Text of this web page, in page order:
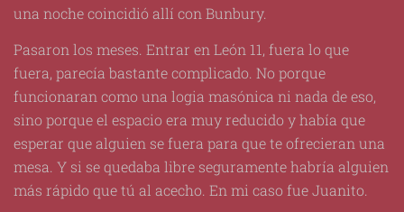
una noche coincidió allí con Bunbury.
Pasaron los meses. Entrar en León 11, fuera lo que
fuera, parecía bastante complicado. No porque
funcionaran como una logia masónica ni nada de eso,
sino porque el espacio era muy reducido y había que
esperar que alguien se fuera para que te ofrecieran una
mesa. Y si se quedaba libre seguramente habría alguien
más rápido que tú al acecho. En mi caso fue Juanito.